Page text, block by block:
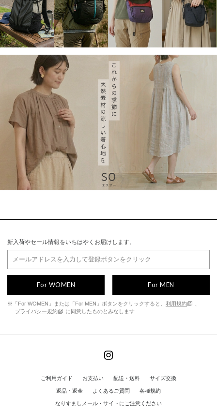
新入荷やセール情報をいちはやくお届けします。
For WOMEN For MEN
※「For WOMEN」または「For MEN」ボタンをクリックすると、 利用規約
プライバシー規約
に同意したものとみなします
ご利用ガイド お支払い 配送・送料 サイズ交換
返品・返金 よくあるご質問 各種規約
なりすましメール・サイトにご注意ください